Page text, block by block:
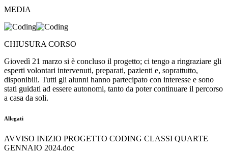
MEDIA
CHIUSURA CORSO
Giovedì 21 marzo si è concluso il progetto; ci tengo a ringraziare gli
esperti volontari intervenuti, preparati, pazienti e, soprattutto,
disponibili. Tutti gli alunni hanno partecipato con interesse e sono
stati guidati ad essere autonomi, tanto da poter continuare il percorso
a casa da soli.
Allegati
AVVISO INIZIO PROGETTO CODING CLASSI QUARTE
GENNAIO 2024.doc